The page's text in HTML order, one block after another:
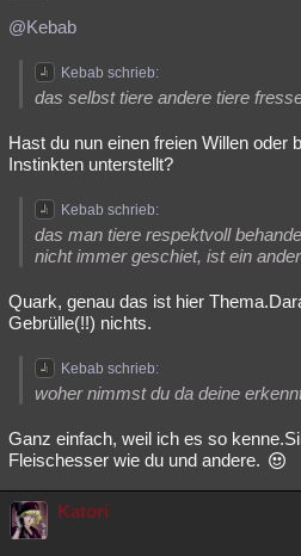
Spiritualität
Natur Umfragen
weitere Rubriken
Philosophie Träume Orte
Musik Clash Verbesserungen
Übersichten
Besucht Teilgenommen Alle
Lesenswert
@Kebab
Kebab schrieb:
das selbst tiere andere tiere
Hast du nun einen freien Willen oder
Instinkten unterstellt?
Kebab schrieb:
das man tiere respektvoll
nicht immer geschiet, ist ein
Quark, genau das ist hier
Gebrülle(!!) nichts.
Kebab schrieb:
woher nimmst du da deine
Ganz einfach, weil ich es so
Fleischesser wie du und andere.
Katori